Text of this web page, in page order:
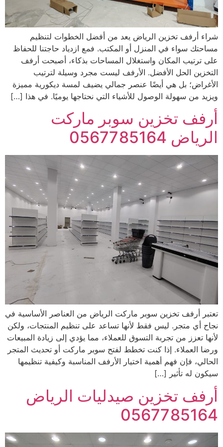
شراء أرفف تخزين الرياض يعد من أفضل الخطوات لتنظيم
مساحتك سواء في المنزل أو المكتب. فمع ازدياد حاجتنا للحفاظ
على ترتيب المكان واستغلال المساحات بذكاء، أصبحت أرفف
التخزين الحل الأفضل. الأرفف ليست مجرد وسيلة لترتيب
الأغراض؛ بل هي أيضًا عنصر جمالي يضيف لمسة ديكورية مميزة
ويزيد من سهولة الوصول للأشياء التي نحتاجها يوميًا. في هذا […]
أرفف تخزين سوبر ماركت
الرياض 0567785164
تعتبر أرفف تخزين سوبر ماركت الرياض من العناصر الأساسية في
نجاح أي متجر. ليس فقط لأنها تساعد على تنظيم المنتجات، ولكن
لأنها تعزز من تجربة التسوق للعملاء، مما يؤدي إلى زيادة المبيعات
ورضا العملاء. إذا كنت تخطط لفتح سوبر ماركت أو تحديث المتجر
الحالي، فإن فهم أهمية اختيار الأرفف المناسبة وكيفية تنظيمها
سيكون له تأثير […]
أرفف تخزين صيدليات الرياض
0567785164